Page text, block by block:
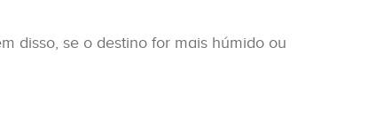
disso, se o destino for mais húmido ou